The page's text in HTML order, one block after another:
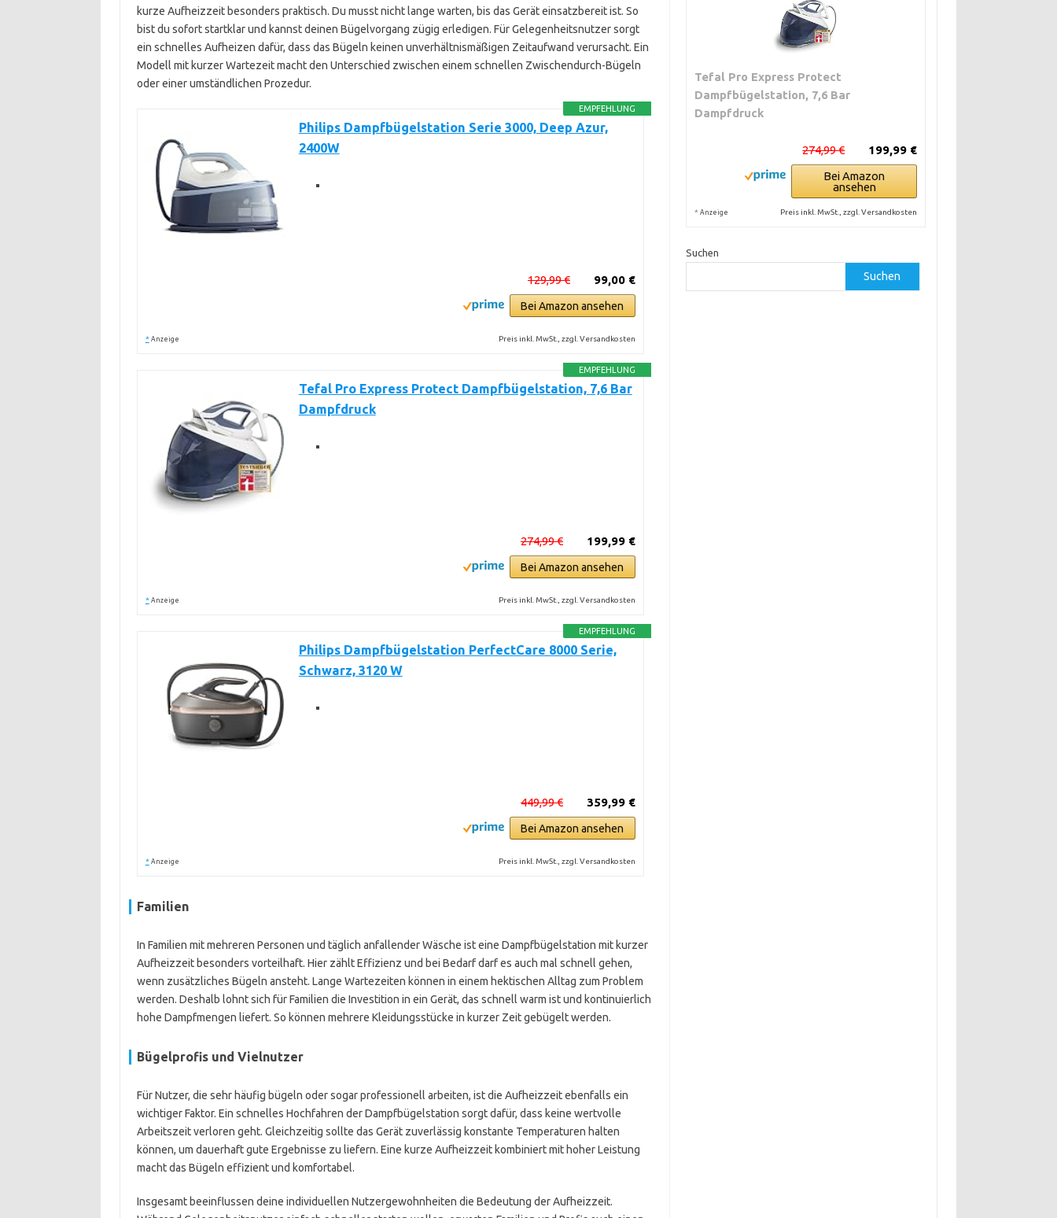
kurze Aufheizzeit besonders praktisch. Du musst nicht lange warten, bis das Gerät einsatzbereit ist. So
bist du sofort startklar und kannst deinen Bügelvorgang zügig erledigen. Für Gelegenheitsnutzer sorgt
ein schnelles Aufheizen dafür, dass das Bügeln keinen unverhältnismäßigen Zeitaufwand verursacht. Ein
Modell mit kurzer Wartezeit macht den Unterschied zwischen einem schnellen Zwischendurch-Bügeln
oder einer umständlichen Prozedur.
EMPFEHLUNG
Philips Dampfbügelstation Serie 3000, Deep Azur,
2400W
99,00 €
129,99 €
Bei Amazon ansehen
* Anzeige Preis inkl. MwSt., zzgl. Versandkosten
EMPFEHLUNG
Tefal Pro Express Protect Dampfbügelstation, 7,6 Bar
Dampfdruck
199,99 €
274,99 €
Bei Amazon ansehen
* Anzeige Preis inkl. MwSt., zzgl. Versandkosten
EMPFEHLUNG
Philips Dampfbügelstation PerfectCare 8000 Serie,
Schwarz, 3120 W
359,99 €
449,99 €
Bei Amazon ansehen
* Anzeige Preis inkl. MwSt., zzgl. Versandkosten
Familien
In Familien mit mehreren Personen und täglich anfallender Wäsche ist eine Dampfbügelstation mit kurzer
Aufheizzeit besonders vorteilhaft. Hier zählt Effizienz und bei Bedarf darf es auch mal schnell gehen,
wenn zusätzliches Bügeln ansteht. Lange Wartezeiten können in einem hektischen Alltag zum Problem
werden. Deshalb lohnt sich für Familien die Investition in ein Gerät, das schnell warm ist und kontinuierlich
hohe Dampfmengen liefert. So können mehrere Kleidungsstücke in kurzer Zeit gebügelt werden.
Bügelprofis und Vielnutzer
Für Nutzer, die sehr häufig bügeln oder sogar professionell arbeiten, ist die Aufheizzeit ebenfalls ein
wichtiger Faktor. Ein schnelles Hochfahren der Dampfbügelstation sorgt dafür, dass keine wertvolle
Arbeitszeit verloren geht. Gleichzeitig sollte das Gerät zuverlässig konstante Temperaturen halten
können, um dauerhaft gute Ergebnisse zu liefern. Eine kurze Aufheizzeit kombiniert mit hoher Leistung
macht das Bügeln effizient und komfortabel.
Insgesamt beeinflussen deine individuellen Nutzergewohnheiten die Bedeutung der Aufheizzeit.
Tefal Pro Express Protect
Dampfbügelstation, 7,6 Bar
Dampfdruck
199,99 €
274,99 €
Bei Amazon
ansehen
* Anzeige Preis inkl. MwSt., zzgl. Versandkosten
Suchen
Suchen